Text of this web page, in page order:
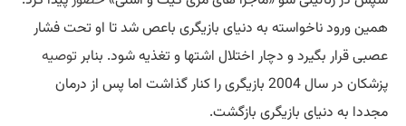
همین ورود ناخواسته به دنیای بازیگری باعص شد تا او تحت فشار
عصبی قرار بگیرد و دچار اختلال اشتها و تغذیه شود. بنابر توصیه
پزشکان در سال 2004 بازیگری را کنار گذاشت اما پس از درمان
مجددا به دنیای بازیگری بازگشت.